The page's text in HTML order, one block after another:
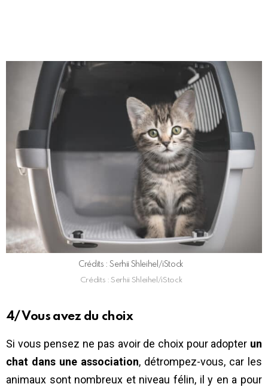
Crédits : Serhii Shleihel/iStock
Crédits : Serhii Shleihel/iStock
4/ Vous avez du choix
Si vous pensez ne pas avoir de choix pour adopter un
chat dans une association, détrompez-vous, car les
animaux sont nombreux et niveau félin, il y en a pour